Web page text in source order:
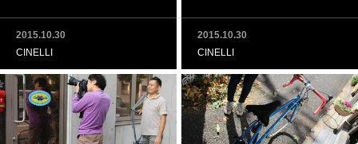
2015.10.30
CINELLI
2015.10.30
CINELLI